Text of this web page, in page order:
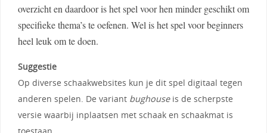
overzicht en daardoor is het spel voor hen minder geschikt om
specifieke thema’s te oefenen. Wel is het spel voor beginners
heel leuk om te doen.
Suggestie
Op diverse schaakwebsites kun je dit spel digitaal tegen
anderen spelen. De variant bughouse is de scherpste
versie waarbij inplaatsen met schaak en schaakmat is
toestaan.